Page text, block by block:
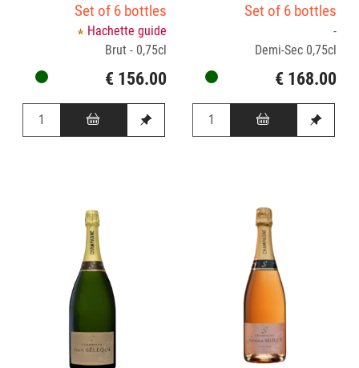
Set of 6 bottles
Hachette guide
Brut - 0,75cl
€ 156.00
Set of 6 bottles
-
Demi-Sec 0,75cl
€ 168.00